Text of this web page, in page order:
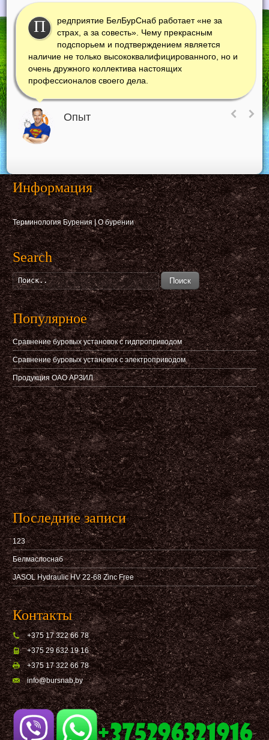
П
редприятие БелБурСнаб работает «не за
страх, а за совесть». Чему прекрасным
подспорьем и подтверждением является
наличие не только высококвалифицированного, но и
очень дружного коллектива настоящих
профессионалов своего дела.
Опыт
Информация
Терминология Бурения|О бурении
Search
Поиск
Популярное
Сравнение буровых установок с гидпроприводом
Сравнение буровых установок с электроприводом
Продукция ОАО АРЗИЛ
Последние записи
123
Белмаслоснаб
JASOL Hydraulic HV 22-68 Zinc Free
Контакты
+375 17 322 66 78
+375 29 632 19 16
+375 17 322 66 78
info@bursnab,by